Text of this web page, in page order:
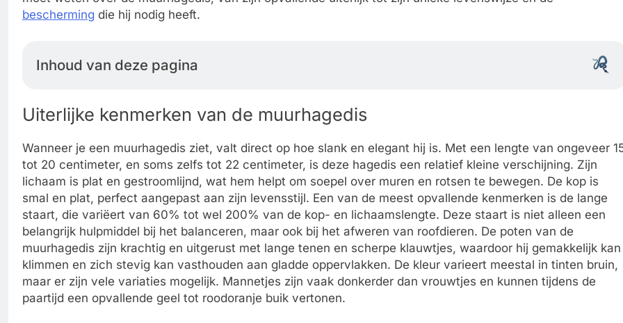
bescherming die hij nodig heeft.
Inhoud van deze pagina
Uiterlijke kenmerken van de muurhagedis
Wanneer je een muurhagedis ziet, valt direct op hoe slank en elegant hij is. Met een lengte van ongeveer
tot 20 centimeter, en soms zelfs tot 22 centimeter, is deze hagedis een relatief kleine verschijning. Zijn
lichaam is plat en gestroomlijnd, wat hem helpt om soepel over muren en rotsen te bewegen. De kop is
smal en plat, perfect aangepast aan zijn levensstijl. Een van de meest opvallende kenmerken is de lange
staart, die variëert van 60% tot wel 200% van de kop- en lichaamslengte. Deze staart is niet alleen een
belangrijk hulpmiddel bij het balanceren, maar ook bij het afweren van roofdieren. De poten van de
muurhagedis zijn krachtig en uitgerust met lange tenen en scherpe klauwtjes, waardoor hij gemakkelijk kan
klimmen en zich stevig kan vasthouden aan gladde oppervlakken. De kleur varieert meestal in tinten bruin,
maar er zijn vele variaties mogelijk. Mannetjes zijn vaak donkerder dan vrouwtjes en kunnen tijdens de
paartijd een opvallende geel tot roodoranje buik vertonen.